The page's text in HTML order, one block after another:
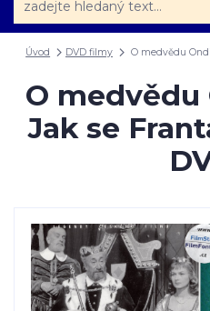
Úvod DVD filmy O medvědu
O medvědu
Jak se